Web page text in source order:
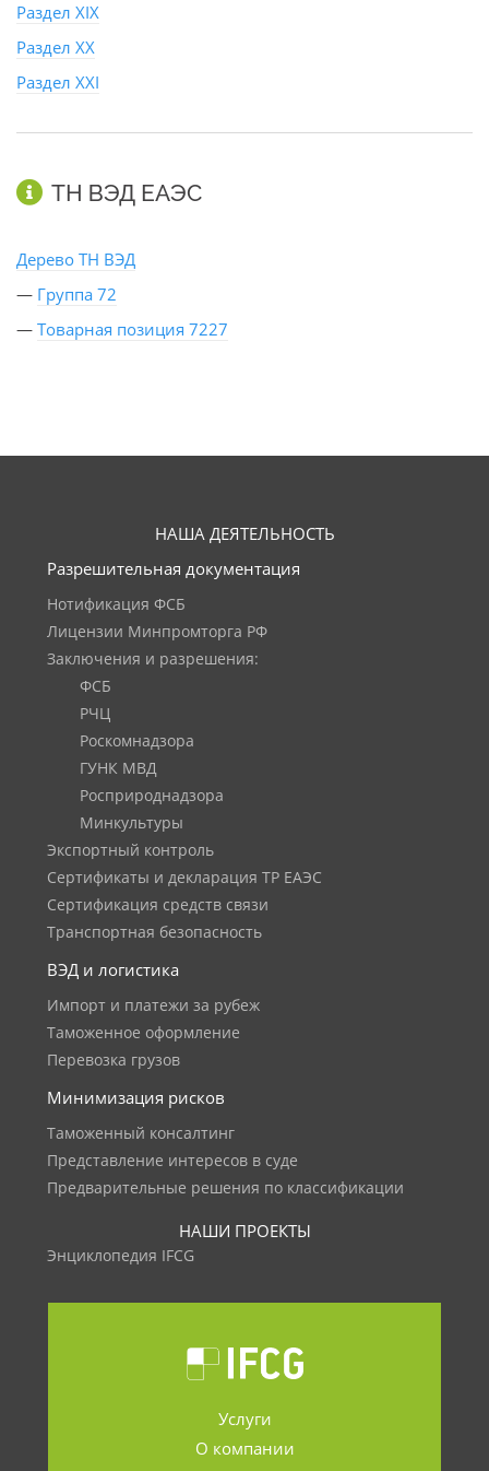
Раздел XIX
Раздел XX
Раздел XXI
ТН ВЭД ЕАЭС
Дерево ТН ВЭД
— Группа 72
— Товарная позиция 7227
НАША ДЕЯТЕЛЬНОСТЬ
Разрешительная документация
Нотификация ФСБ
Лицензии Минпромторга РФ
Заключения и разрешения:
ФСБ
РЧЦ
Роскомнадзора
ГУНК МВД
Росприроднадзора
Минкультуры
Экспортный контроль
Сертификаты и декларация ТР ЕАЭС
Сертификация средств связи
Транспортная безопасность
ВЭД и логистика
Импорт и платежи за рубеж
Таможенное оформление
Перевозка грузов
Минимизация рисков
Таможенный консалтинг
Представление интересов в суде
Предварительные решения по классификации
НАШИ ПРОЕКТЫ
Энциклопедия IFCG
Услуги
О компании